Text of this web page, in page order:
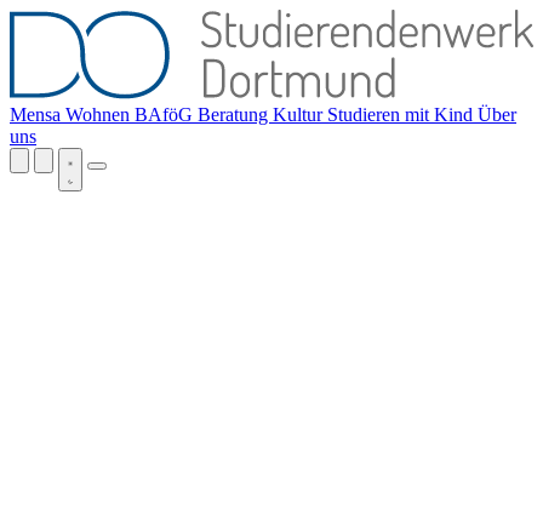
Mensa Wohnen BAföG Beratung Kultur Studieren mit Kind Über
uns